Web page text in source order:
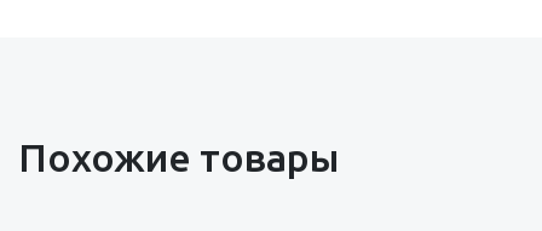
Похожие товары